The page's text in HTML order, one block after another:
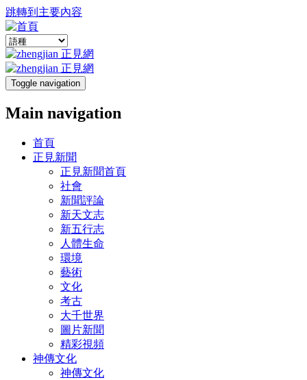
跳轉到主要內容
Toggle navigation
Main navigation
首頁
正見新聞
正見新聞首頁
社會
新聞評論
新天文志
新五行志
人體生命
環境
藝術
文化
考古
大千世界
圖片新聞
精彩視頻
神傳文化
神傳文化